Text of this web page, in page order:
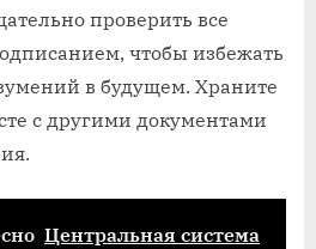
проверить все
чтобы избежать
в будущем. Храните
с другими документами
Центральная система